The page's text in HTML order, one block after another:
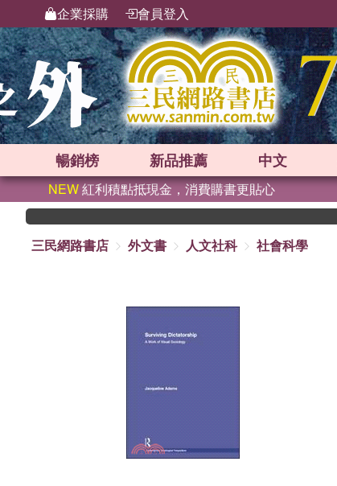
企業採購 會員登入
暢銷榜 新品推薦 中文
NEW紅利積點抵現金，消費購書更貼心
三民網路書店
外文書 人文社科 社會科學